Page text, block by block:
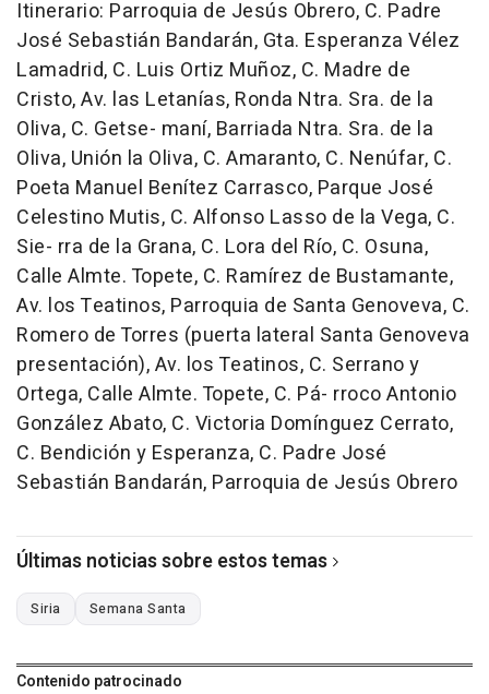
Itinerario: Parroquia de Jesús Obrero, C. Padre
José Sebastián Bandarán, Gta. Esperanza Vélez
Lamadrid, C. Luis Ortiz Muñoz, C. Madre de
Cristo, Av. las Letanías, Ronda Ntra. Sra. de la
Oliva, C. Getse- maní, Barriada Ntra. Sra. de la
Oliva, Unión la Oliva, C. Amaranto, C. Nenúfar, C.
Poeta Manuel Benítez Carrasco, Parque José
Celestino Mutis, C. Alfonso Lasso de la Vega, C.
Sie- rra de la Grana, C. Lora del Río, C. Osuna,
Calle Almte. Topete, C. Ramírez de Bustamante,
Av. los Teatinos, Parroquia de Santa Genoveva, C.
Romero de Torres (puerta lateral Santa Genoveva
presentación), Av. los Teatinos, C. Serrano y
Ortega, Calle Almte. Topete, C. Pá- rroco Antonio
González Abato, C. Victoria Domínguez Cerrato,
C. Bendición y Esperanza, C. Padre José
Sebastián Bandarán, Parroquia de Jesús Obrero
Últimas noticias sobre estos temas
Siria Semana Santa
Contenido patrocinado